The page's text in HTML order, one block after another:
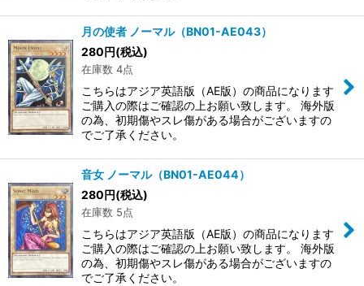
月の使者 ノーマル（BN01-AE043）
280円(税込)
在庫数 4点
こちらはアジア英語版（AE版）の商品になります
ご購入の際はご確認の上お願い致します。 海外版
の為、初期傷やスレ傷がある場合がございますの
でご了承ください。
音女 ノーマル（BN01-AE044）
280円(税込)
在庫数 5点
こちらはアジア英語版（AE版）の商品になります
ご購入の際はご確認の上お願い致します。 海外版
の為、初期傷やスレ傷がある場合がございますの
でご了承ください。